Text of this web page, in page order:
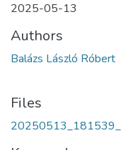
2025-05-13
Authors
Balázs László Róbert
Files